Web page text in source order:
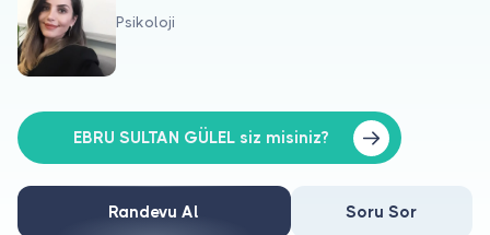
Hakkımızda
Doktorlar için
Doktor musunuz?
Psikoloji
EBRU SULTAN GÜLEL siz misiniz?
Randevu Al Soru Sor